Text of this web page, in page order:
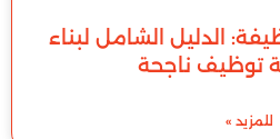
الدليل الشامل لبناء
توظيف ناجحة
للمزيد »